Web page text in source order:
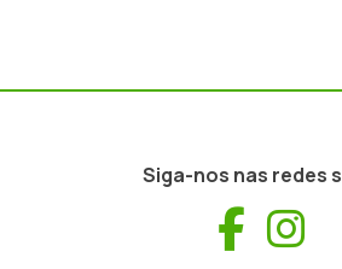
Siga-nos nas redes